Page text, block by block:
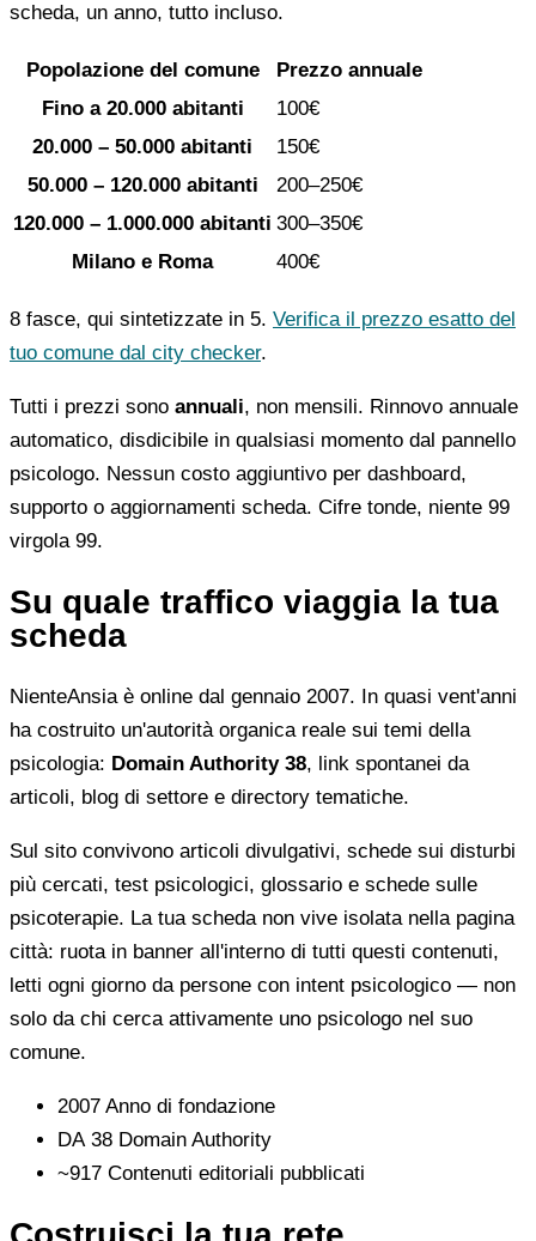
scheda, un anno, tutto incluso.
Popolazione del comune
Prezzo annuale
Fino a 20.000 abitanti
100€
20.000 – 50.000 abitanti
150€
50.000 – 120.000 abitanti
200–250€
120.000 – 1.000.000 abitanti 300–350€
Milano e Roma
400€
8 fasce, qui sintetizzate in 5. Verifica il prezzo esatto del
tuo comune dal city checker.
Tutti i prezzi sono annuali, non mensili. Rinnovo annuale
automatico, disdicibile in qualsiasi momento dal pannello
psicologo. Nessun costo aggiuntivo per dashboard,
supporto o aggiornamenti scheda. Cifre tonde, niente 99
virgola 99.
Su quale traffico viaggia la tua
scheda
NienteAnsia è online dal gennaio 2007. In quasi vent'anni
ha costruito un'autorità organica reale sui temi della
psicologia: Domain Authority 38, link spontanei da
articoli, blog di settore e directory tematiche.
Sul sito convivono articoli divulgativi, schede sui disturbi
più cercati, test psicologici, glossario e schede sulle
psicoterapie. La tua scheda non vive isolata nella pagina
città: ruota in banner all'interno di tutti questi contenuti,
letti ogni giorno da persone con intent psicologico — non
solo da chi cerca attivamente uno psicologo nel suo
comune.
2007 Anno di fondazione
DA 38 Domain Authority
~917 Contenuti editoriali pubblicati